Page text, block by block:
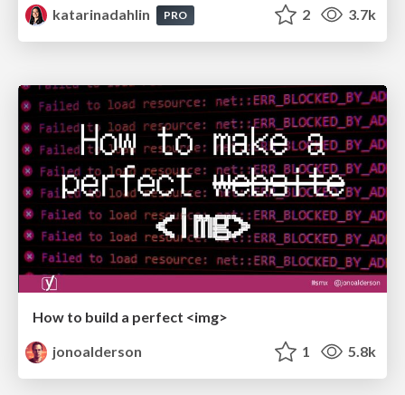
katarinadahlin
PRO 2 3.7k
How to build a perfect <img>
jonoalderson
1 5.8k